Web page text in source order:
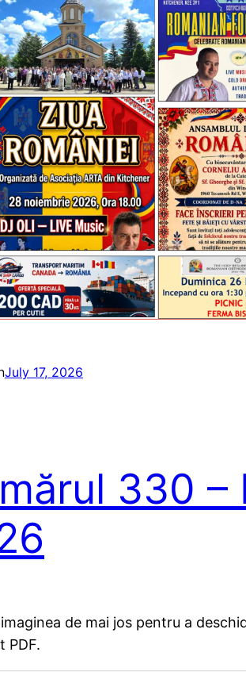
July 17, 2026
330 –
de mai jos pentru a
PDF.